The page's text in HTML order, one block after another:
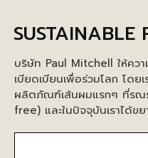
SUSTAINABLE
บริษัท Paul Mitchell ให้ควา
เบียดเบียนเพื่อร่วมโลก โดย
ผลิตภัณฑ์เส้นผมแรกๆ ที่ร
free) และในปัจจุบันเราได้